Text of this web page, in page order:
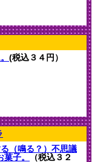
(税込３４円）
（鳴る？）不思議
子。
（税込３２